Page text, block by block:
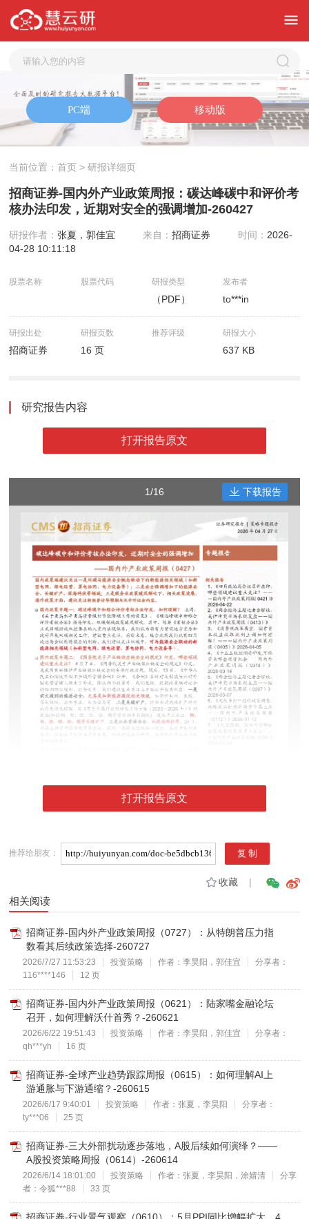
当前位置：首页 > 研报详细页
招商证券-国内外产业政策周报：碳达峰碳中和评价考
核办法印发，近期对安全的强调增加-260427
研报作者：张夏，郭佳宜 来自：招商证券 时间： 2026-
04-28 10:11:18
股票名称 股票代码 研报类型
（PDF）
发布者
to***in
研报出处
招商证券
研报页数
16 页
推荐评级 研报大小
637 KB
研究报告内容
打开报告原文
1/16 下载报告
打开报告原文
推荐给朋友：
收藏|
相关阅读
招商证券-国内外产业政策周报（0727）：从特朗普压力指
数看其后续政策选择-260727
2026/7/27 11:53:23 投资策略 作者：李昊阳，郭佳宜
分享者：
116****146
12 页
招商证券-国内外产业政策周报（0621）：陆家嘴金融论坛
召开，如何理解沃什首秀？-260621
2026/6/22 19:51:43 投资策略 作者：李昊阳，郭佳宜
分享者：
qh***yh
16 页
招商证券-全球产业趋势跟踪周报（0615）：如何理解AI上
游通胀与下游通缩？-260615
2026/6/17 9:40:01 投资策略 作者：张夏，李昊阳
分享者：
ty***06
25 页
招商证券-三大外部扰动逐步落地，A股后续如何演绎？——
A股投资策略周报（0614）-260614
2026/6/14 18:01:00 投资策略 作者：张夏，李昊阳，涂婧清
分享
者：令狐***88
33 页